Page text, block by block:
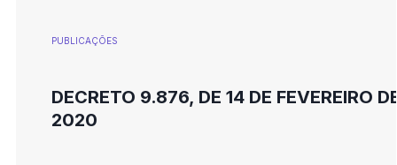
PUBLICAÇÕES
DECRETO 9.876, DE 14 DE FEVEREIRO
2020